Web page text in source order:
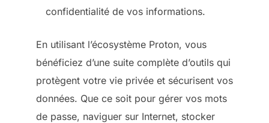
confidentialité de vos informations.
En utilisant l’écosystème Proton, vous
bénéficiez d’une suite complète d’outils qui
protègent votre vie privée et sécurisent vos
données. Que ce soit pour gérer vos mots
de passe, naviguer sur Internet, stocker